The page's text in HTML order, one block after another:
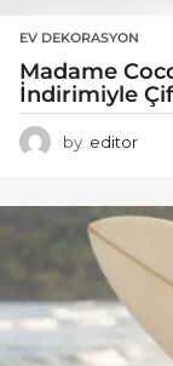
EV DEKORASYON
Madame
İndirimiyle
by editor